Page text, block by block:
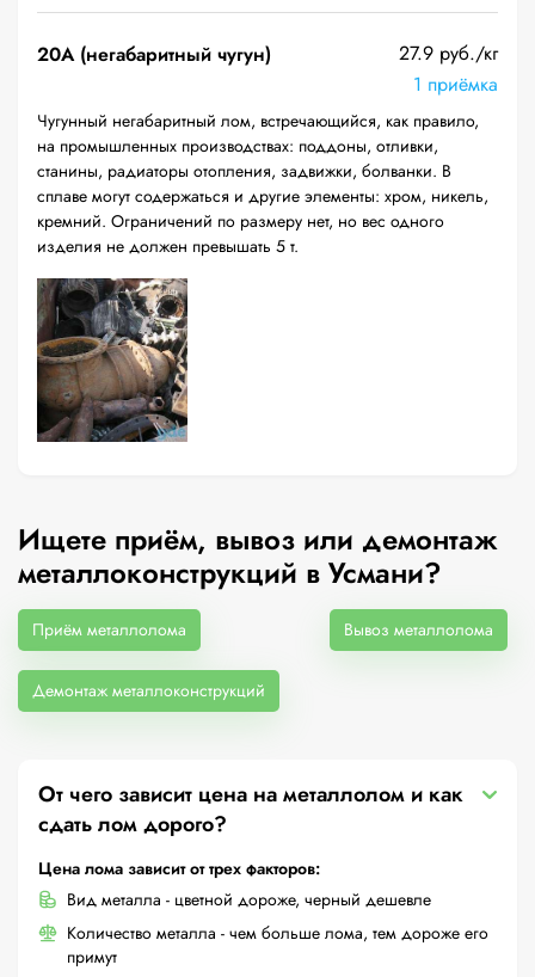
20A (негабаритный чугун)
27.9 руб./кг
1 приёмка
Чугунный негабаритный лом, встречающийся, как правило,
на промышленных производствах: поддоны, отливки,
станины, радиаторы отопления, задвижки, болванки. В
сплаве могут содержаться и другие элементы: хром, никель,
кремний. Ограничений по размеру нет, но вес одного
изделия не должен превышать 5 т.
Ищете приём, вывоз или демонтаж
металлоконструкций в Усмани?
Приём металлолома Вывоз металлолома
Демонтаж металлоконструкций
От чего зависит цена на металлолом и как
сдать лом дорого?
Цена лома зависит от трех факторов:
Вид металла - цветной дороже, черный дешевле
Количество металла - чем больше лома, тем дороже его
примут